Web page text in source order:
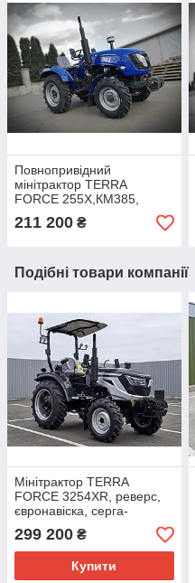
Повнопривідний
мінітрактор TERRA
FORCE 255Х,КМ385,
редукторний міст, ГПК,
блокування, вантажі, ВОМ
211 200 ₴
Подібні товари компанії
Мінітрактор TERRA
FORCE 3254XR, реверс,
євронавіска, серга-
єврофаркоп, козирок, вага
1700 кг, мости від 504
трактора
299 200 ₴
Купити